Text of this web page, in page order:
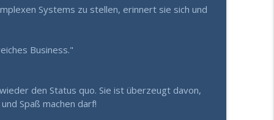
der Kohärenz)
fehlt
Systems zu stellen, erinnert sie sich und
Business."
den Status quo. Sie ist überzeugt davon,
Spaß machen darf!